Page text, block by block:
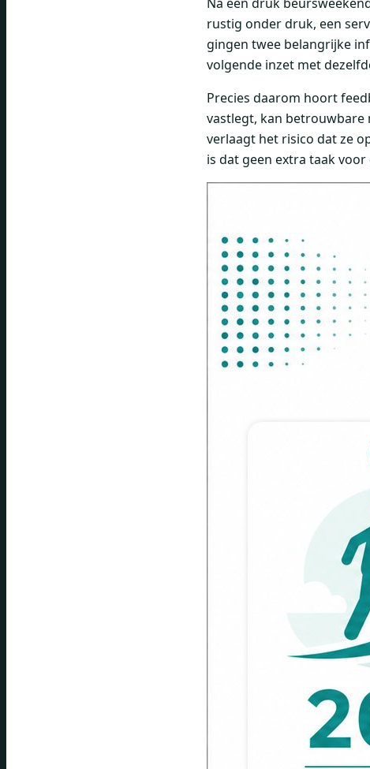
rustig onder druk, een
gingen twee belangrijke
volgende inzet met
Precies daarom hoort
vastlegt, kan betrouwbare
verlaagt het risico dat ze
is dat geen extra taak